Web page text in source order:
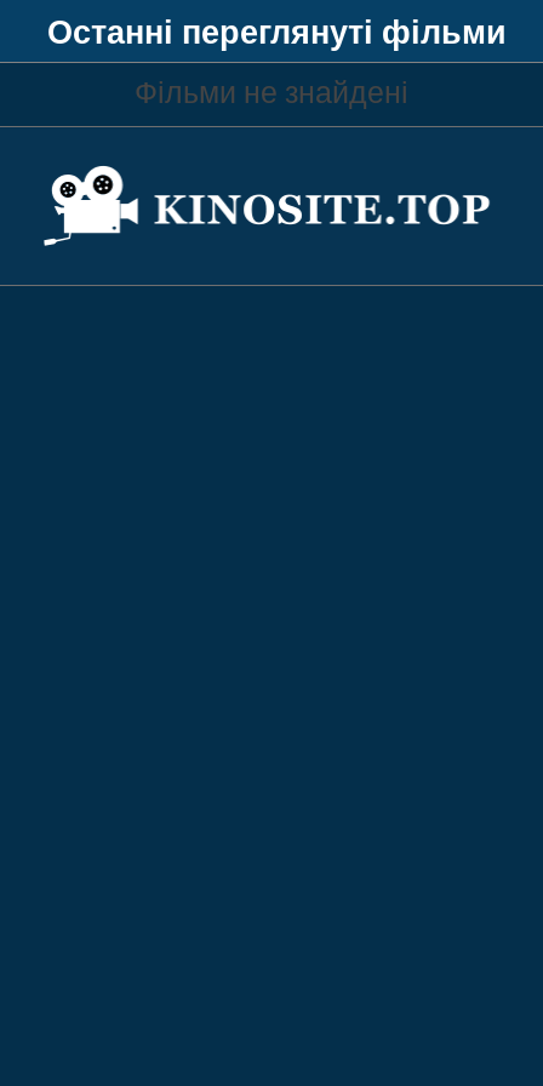
Останні переглянуті фільми
Фільми не знайдені